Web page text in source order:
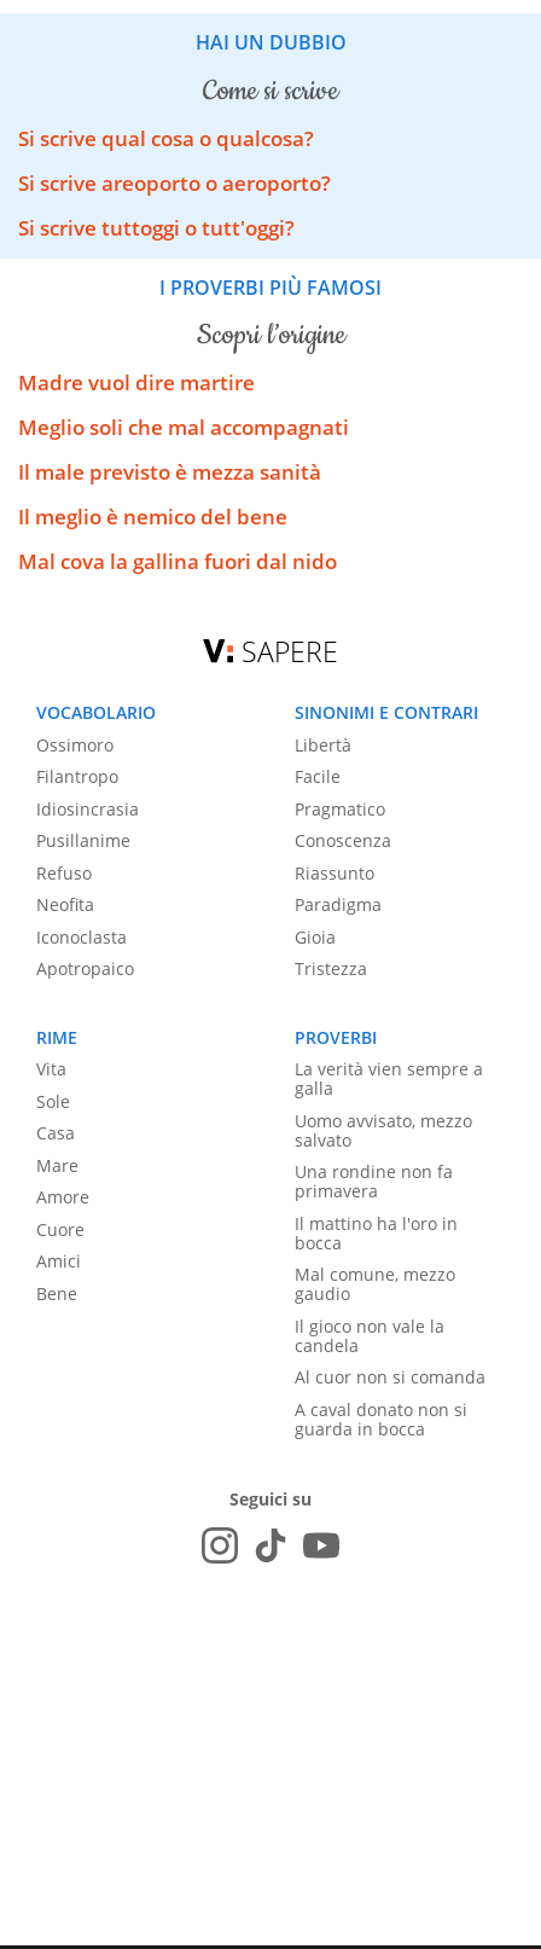
HAI UN DUBBIO
come si scrive
Si scrive qual cosa o qualcosa?
Si scrive areoporto o aeroporto?
Si scrive tuttoggi o tutt'oggi?
I PROVERBI PIÙ FAMOSI
scopri l’origine
Madre vuol dire martire
Meglio soli che mal accompagnati
Il male previsto è mezza sanità
Il meglio è nemico del bene
Mal cova la gallina fuori dal nido
SAPERE
VOCABOLARIO
Ossimoro
Filantropo
Idiosincrasia
Pusillanime
Refuso
Neofita
Iconoclasta
Apotropaico
SINONIMI E CONTRARI
Libertà
Facile
Pragmatico
Conoscenza
Riassunto
Paradigma
Gioia
Tristezza
RIME
Vita
Sole
Casa
Mare
Amore
Cuore
Amici
Bene
PROVERBI
La verità vien sempre a
galla
Uomo avvisato, mezzo
salvato
Una rondine non fa
primavera
Il mattino ha l'oro in
bocca
Mal comune, mezzo
gaudio
Il gioco non vale la
candela
Al cuor non si comanda
A caval donato non si
guarda in bocca
Seguici su